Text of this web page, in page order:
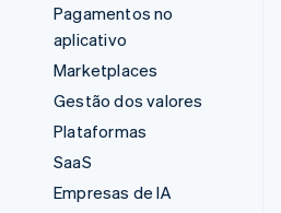
Pagamentos no
aplicativo
Marketplaces
Gestão dos valores
Plataformas
SaaS
Empresas de IA